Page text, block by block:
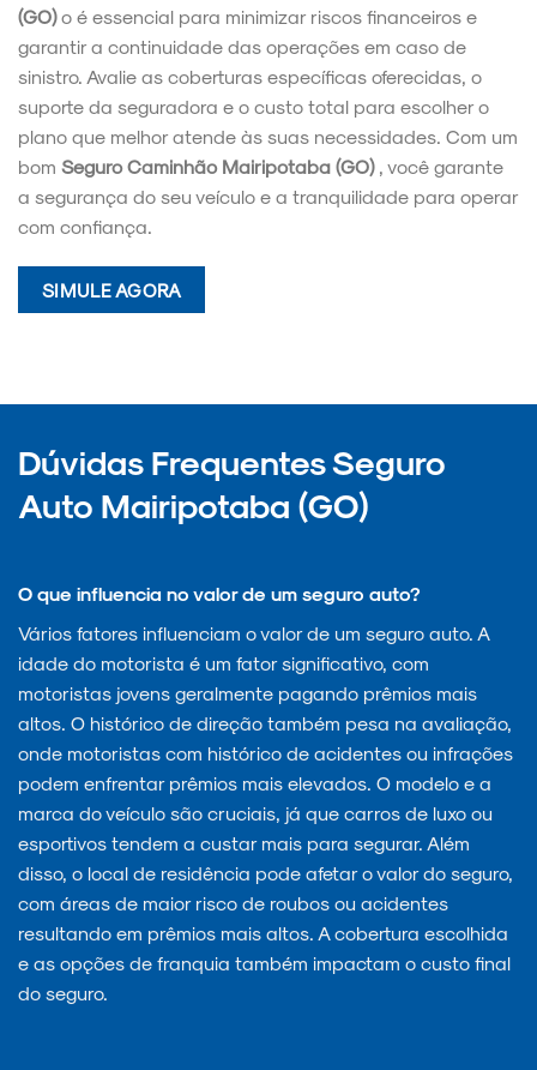
(GO)o é essencial para minimizar riscos financeiros e
garantir a continuidade das operações em caso de
sinistro. Avalie as coberturas específicas oferecidas, o
suporte da seguradora e o custo total para escolher o
plano que melhor atende às suas necessidades. Com um
bom Seguro Caminhão Mairipotaba (GO) , você garante
a segurança do seu veículo e a tranquilidade para operar
com confiança.
SIMULE AGORA
Dúvidas Frequentes Seguro
Auto Mairipotaba (GO)
O que influencia no valor de um seguro auto?
Vários fatores influenciam o valor de um seguro auto. A
idade do motorista é um fator significativo, com
motoristas jovens geralmente pagando prêmios mais
altos. O histórico de direção também pesa na avaliação,
onde motoristas com histórico de acidentes ou infrações
podem enfrentar prêmios mais elevados. O modelo e a
marca do veículo são cruciais, já que carros de luxo ou
esportivos tendem a custar mais para segurar. Além
disso, o local de residência pode afetar o valor do seguro,
com áreas de maior risco de roubos ou acidentes
resultando em prêmios mais altos. A cobertura escolhida
e as opções de franquia também impactam o custo final
do seguro.